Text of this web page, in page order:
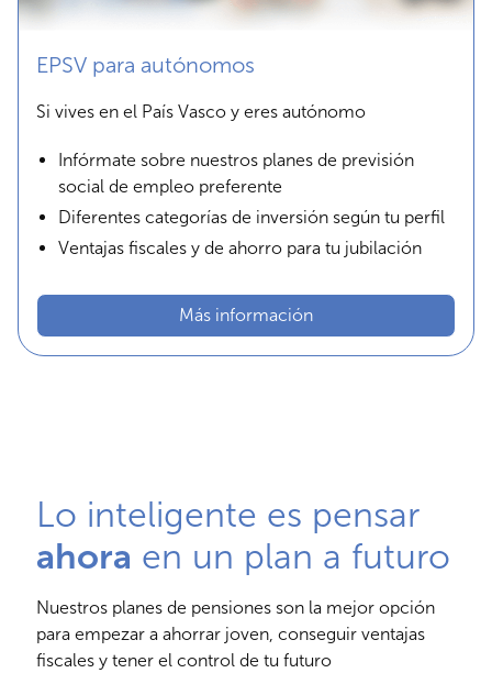
EPSV para autónomos
Si vives en el País Vasco y eres autónomo
Infórmate sobre nuestros planes de previsión
social de empleo preferente
Diferentes categorías de inversión según tu perfil
Ventajas fiscales y de ahorro para tu jubilación
Más información
Lo inteligente es pensar
ahora en un plan a futuro
Nuestros planes de pensiones son la mejor opción
para empezar a ahorrar joven, conseguir ventajas
fiscales y tener el control de tu futuro